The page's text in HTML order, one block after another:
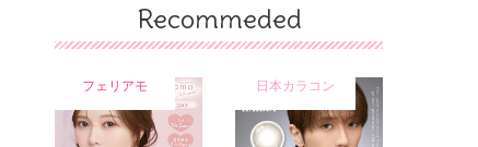
Recommeded
フェリアモ 日本カラコン